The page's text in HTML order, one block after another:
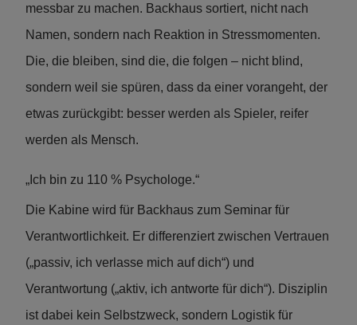
messbar zu machen. Backhaus sortiert, nicht nach
Namen, sondern nach Reaktion in Stressmomenten.
Die, die bleiben, sind die, die folgen – nicht blind,
sondern weil sie spüren, dass da einer vorangeht, der
etwas zurückgibt: besser werden als Spieler, reifer
werden als Mensch.
„Ich bin zu 110 % Psychologe.“
Die Kabine wird für Backhaus zum Seminar für
Verantwortlichkeit. Er differenziert zwischen Vertrauen
(„passiv, ich verlasse mich auf dich“) und
Verantwortung („aktiv, ich antworte für dich“). Disziplin
ist dabei kein Selbstzweck, sondern Logistik für